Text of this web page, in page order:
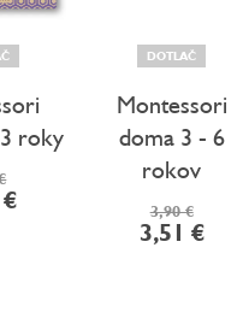
roky
DOTLAČ
Montessori
doma 3 - 6
rokov
3,90 €
3,51 €